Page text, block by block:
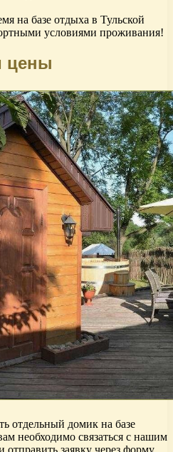
на базе отдыха в Тульской
условиями проживания!
цены
отдельный домик на базе
необходимо связаться с нашим